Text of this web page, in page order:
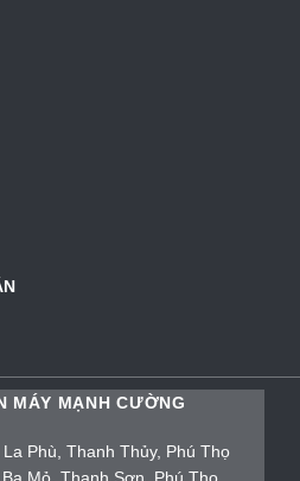
MÁY MẠNH CƯỜNG
Phù, Thanh Thủy, Phú Thọ
Mỏ, Thanh Sơn, Phú Thọ